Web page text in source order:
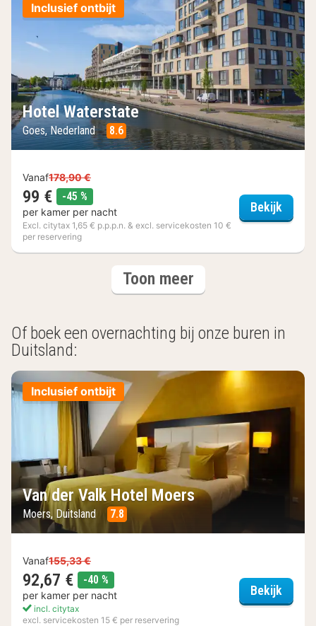
Inclusief ontbijt
Hotel Waterstate
Goes, Nederland 8.6
Vanaf178,90 €
99 € -45 %
per kamer per nacht
Excl. citytax 1,65 € p.p.p.n. & excl. servicekosten 10 €
per reservering
Bekijk
Toon meerhotels
Of boek een overnachting bij onze buren in
Duitsland:
Inclusief ontbijt
Van der Valk Hotel Moers
Moers, Duitsland 7.8
Vanaf155,33 €
92,67 € -40 %
per kamer per nacht
incl. citytax
excl. servicekosten 15 € per reservering
Bekijk